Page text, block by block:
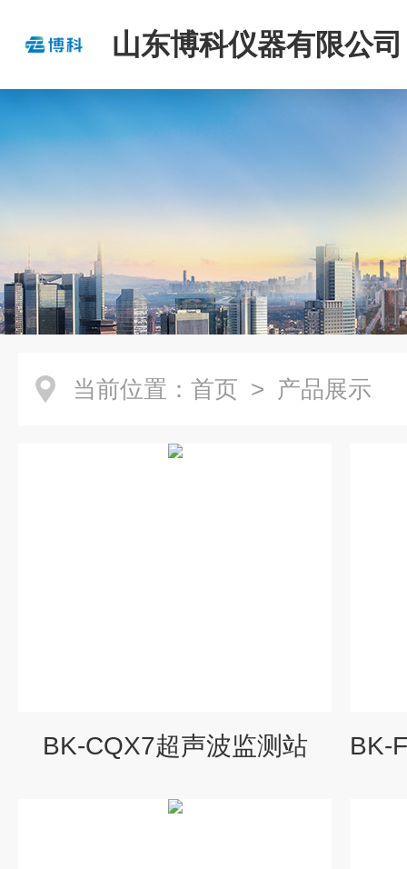
山东博科仪器有限公司
当前位置： 首页 > 产品展示
BK-CQX7超声波监测站